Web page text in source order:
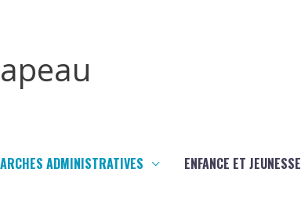
ADMINISTRATIVES ENFANCE ET JEUNESSE